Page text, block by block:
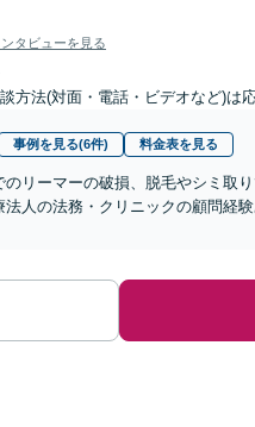
ンタビューを見る
方法(対面・電話・ビデオなど)は
事例を見る(6件) 料金表を見る
のリーマーの破損、脱毛やシミ取
人の法務・クリニックの顧問経